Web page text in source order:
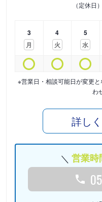
（定休日
3
月
4
火
5
水
※営業日・相談可能日が変更
わ
詳し
営業時